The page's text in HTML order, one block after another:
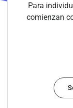
Para
comienzan